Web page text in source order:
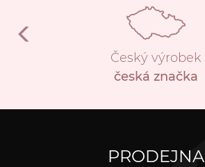
Český výrobek
česká značka
PRODEJNA